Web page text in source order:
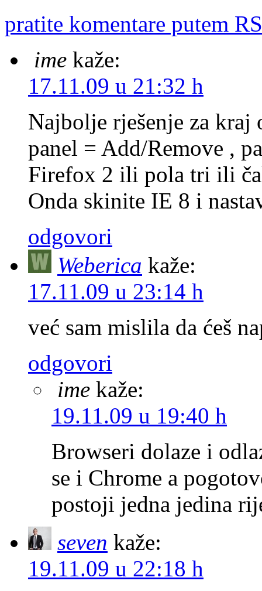
pratite komentare putem
ime kaže:
17.11.09 u 21:32 h
Najbolje rješenje za
panel = Add/Remove ,
Firefox 2 ili pola tri ili
Onda skinite IE 8 i
odgovori
Weberica kaže:
17.11.09 u 23:14 h
već sam mislila da ćeš
odgovori
ime kaže:
19.11.09 u 19:40 h
Browseri dolaze i
se i Chrome a
postoji jedna jedina
seven kaže:
19.11.09 u 22:18 h